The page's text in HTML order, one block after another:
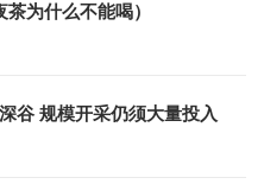
为什么不能喝）
谷 规模开采仍须大量投入